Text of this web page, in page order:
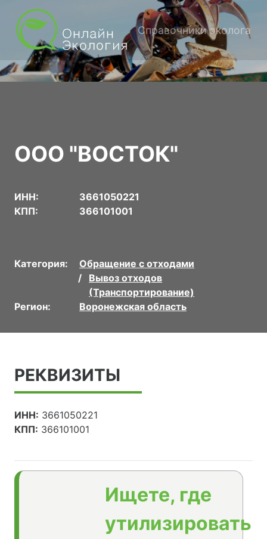
Справочники эколога
ООО "ВОСТОК"
ИНН:
3661050221
КПП:
366101001
Категория:
Обращение с отходами
Вывоз отходов
(Транспортирование)
Регион:
Воронежская область
РЕКВИЗИТЫ
ИНН: 3661050221
КПП: 366101001
Ищете, где
утилизировать